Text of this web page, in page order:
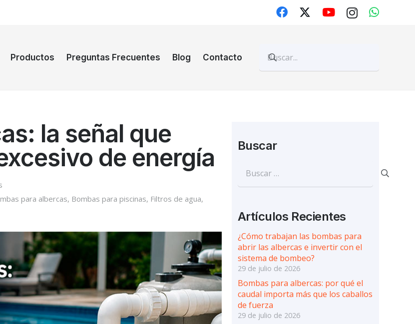
Productos Preguntas Frecuentes Blog Contacto
la señal que
de energía
para albercas, Bombas para piscinas, Filtros de agua,
Buscar
Artículos Recientes
¿Cómo trabajan las bombas para
abrir las albercas e invertir con el
sistema de bombeo?
29 de julio de 2026
Bombas para albercas: por qué el
caudal importa más que los caballos
de fuerza
29 de julio de 2026